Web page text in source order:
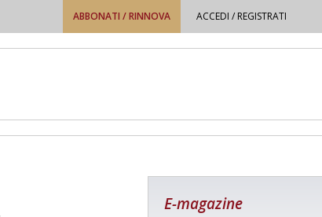
ABBONATI / RINNOVA ACCEDI / REGISTRATI
E-magazine